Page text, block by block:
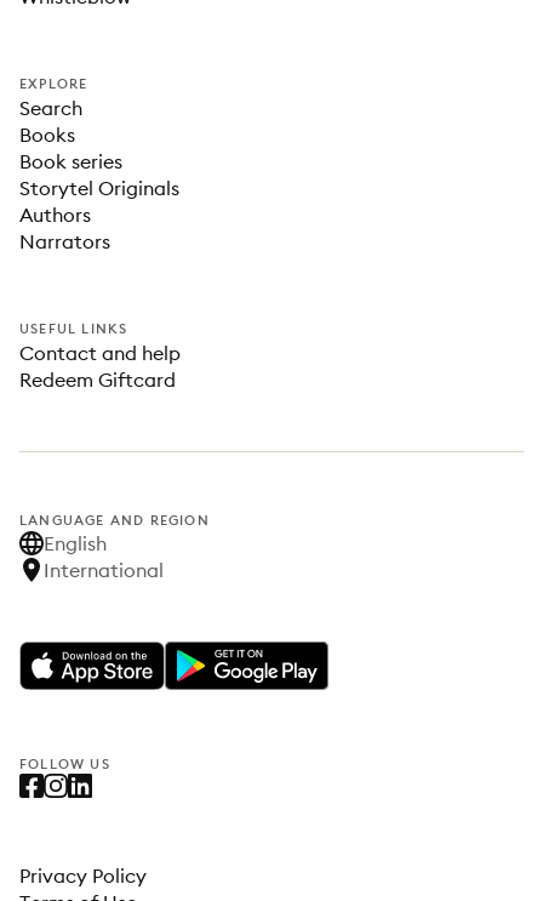
EXPLORE
Search
Books
Book series
Storytel Originals
Authors
Narrators
USEFUL LINKS
Contact and help
Redeem Giftcard
LANGUAGE AND REGION
English
International
FOLLOW US
Privacy Policy